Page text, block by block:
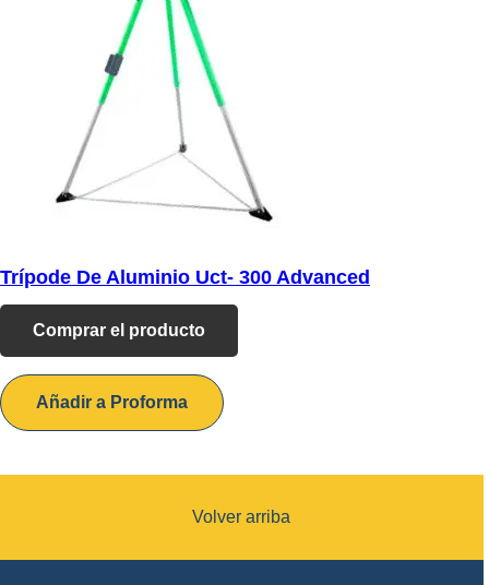
Trípode De Aluminio Uct- 300 Advanced
Comprar el producto
Añadir a Proforma
Volver arriba